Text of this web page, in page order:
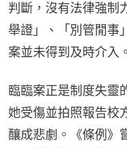
判斷，沒有法律強制
舉證」、「別管閒事
案並未得到及時介入。
臨臨案正是制度失
她受傷並拍照報告校
釀成悲劇。《條例》